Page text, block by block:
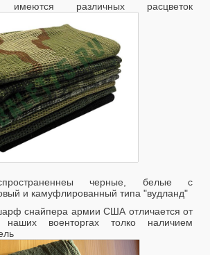
различных расцветок
черные, белые с
и камуфлированный типа "вудланд"
снайпера армии США отличается от
военторгах толко наличием
петель